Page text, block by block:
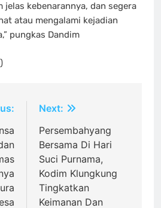
kebenarannya, dan segera
atau mengalami kejadian
pungkas Dandim
Next:
Persembahyang
Bersama Di Hari
Suci Purnama,
Kodim Klungkung
Tingkatkan
Keimanan Dan